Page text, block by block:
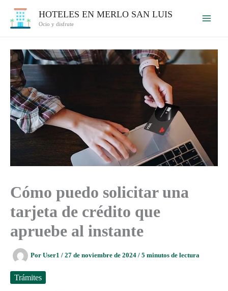
HOTELES EN MERLO SAN LUIS
Ocio y disfrute
Cómo puedo solicitar una
tarjeta de crédito que
apruebe al instante
Por User1 / 27 de noviembre de 2024 / 5 minutos de lectura
Trámites